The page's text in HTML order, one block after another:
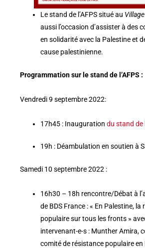
Le stand de l’AFPS situé au
aussi l’occasion d’assister à des
en solidarité avec la Palestine et
cause palestinienne.
Programmation sur le stand de l’AFPS :
Vendredi 9 septembre 2022:
17h45 : Inaugurationdu stand de
19h : Déambulation en soutien à
Samedi 10 septembre 2022 :
16h30 – 18h rencontre/Débat à
de BDS France : « En Palestine, la
populaire sur tous les fronts »
intervenant-e-s : Munther Amira,
comité de résistance populaire